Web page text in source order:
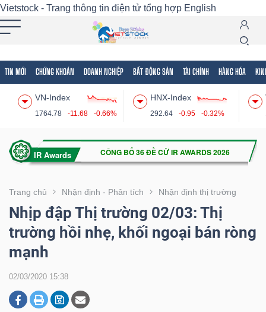
Vietstock - Trang thông tin điện tử tổng hợp English
TIN MỚI CHỨNG KHOÁN DOANH NGHIỆP BẤT ĐỘNG SẢN TÀI CHÍNH HÀNG HÓA
VN-Index
1764.78 -11.68 -0.66%
HNX-Index
292.64 -0.95 -0.32%
Trang chủ Nhận định - Phân tích Nhận định thị trường
Nhịp đập Thị trường 02/03: Thị
trường hồi nhẹ, khối ngoại bán ròng
mạnh
02/03/2020 15:38
Tất cả Tính năng Ngành Mã chứng khoán
Tính
(-)
VIETSTOCK
CHỨNG
KHOÁN
DOANH